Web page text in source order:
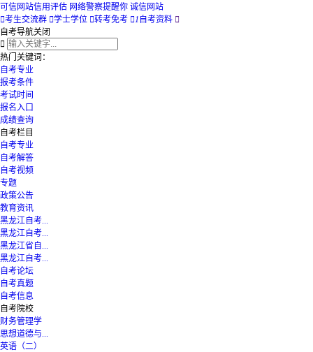
可信网站信用评估 网络警察提醒你 诚信网站
考生交流群 学士学位 转考免考 1 自考资料 
自考导航关闭

热门关键词：
自考专业
报考条件
考试时间
报名入口
成绩查询
自考栏目
自考专业
自考解答
自考视频
专题
政策公告
教育资讯
黑龙江自考...
黑龙江自考...
黑龙江省自...
黑龙江自考...
自考论坛
自考真题
自考信息
自考院校
财务管理学
思想道德与...
英语（二）